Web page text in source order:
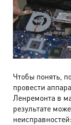
Чтобы понять,
провести
Ленремонта в
результате
неисправностей: